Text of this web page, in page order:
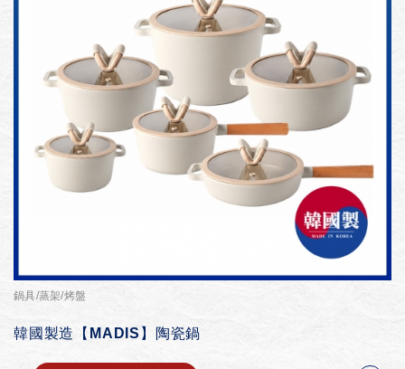
鍋具/蒸架/烤盤
韓國製造【MADIS】陶瓷鍋